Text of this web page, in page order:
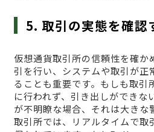
5. 取引の実態を確認
仮想通貨取引所の信頼性を確か
引を行い、システムや取引が正
ることも重要です。もしも取引
に行われず、引き出しができな
が不明瞭な場合、それは大きな
取引所では、リアルタイムで取